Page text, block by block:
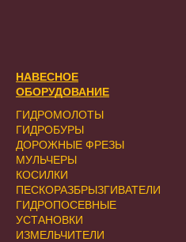
НАВЕСНОЕ
ОБОРУДОВАНИЕ
ГИДРОМОЛОТЫ
ГИДРОБУРЫ
ДОРОЖНЫЕ ФРЕЗЫ
МУЛЬЧЕРЫ
КОСИЛКИ
ПЕСКОРАЗБРЫЗГИВАТЕЛИ
ГИДРОПОСЕВНЫЕ
УСТАНОВКИ
ИЗМЕЛЬЧИТЕЛИ